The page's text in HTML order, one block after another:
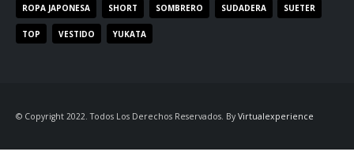
ROPA JAPONESA SHORT SOMBRERO SUDADERA SUETER
TOP VESTIDO YUKATA
© Copyright 2022. Todos Los Derechos Reservados. By Virtualexperience